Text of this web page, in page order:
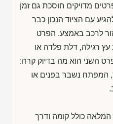
מדויקים חוסכת גם זמן
עם הציוד הנכון כבר
לרכב באמצע. הפרט
רגילה, דלת פלדה או
השני הוא מה בדיוק קרה:
נשבר בפנים או
כולל קומה ודרך